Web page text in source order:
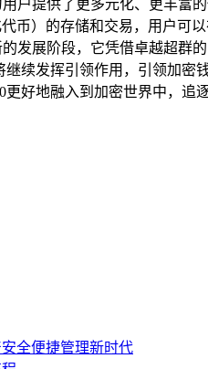
户提供了更多元化、更丰富
币）的存储和交易，用户可
发展阶段，它凭借卓越超群
继续发挥引领作用，引领加
更好地融入到加密世界中，追
全便捷管理新时代